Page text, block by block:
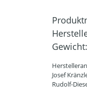
Gewicht:
Josef
Rudolf-